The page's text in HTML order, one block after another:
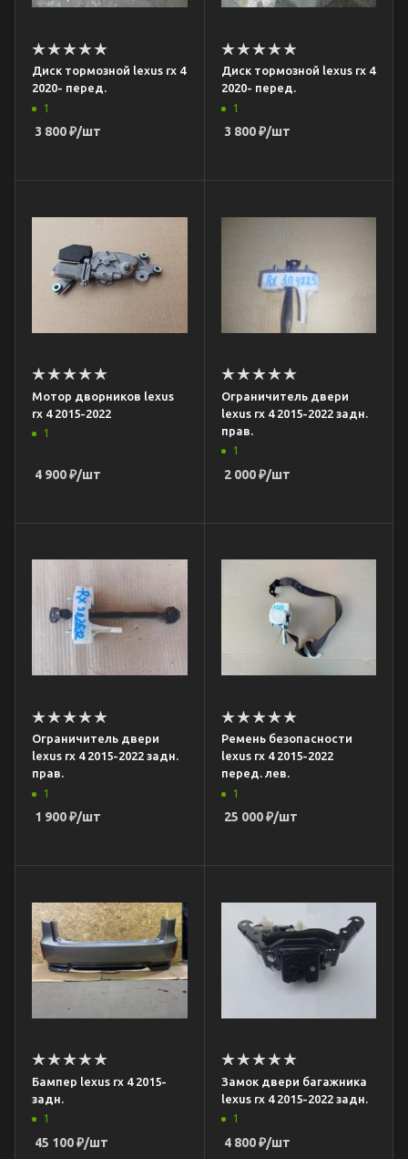
Диск тормозной lexus rx 4
2020- перед.
1
3 800₽/шт
Диск тормозной lexus rx 4
2020- перед.
1
3 800₽/шт
Мотор дворников lexus
rx 4 2015-2022
1
4 900₽/шт
Ограничитель двери
lexus rx 4 2015-2022 задн.
прав.
1
2 000₽/шт
Ограничитель двери
lexus rx 4 2015-2022 задн.
прав.
1
1 900₽/шт
Ремень безопасности
lexus rx 4 2015-2022
перед. лев.
1
25 000₽/шт
Бампер lexus rx 4 2015-
задн.
1
45 100₽/шт
Замок двери багажника
lexus rx 4 2015-2022 задн.
1
4 800₽/шт